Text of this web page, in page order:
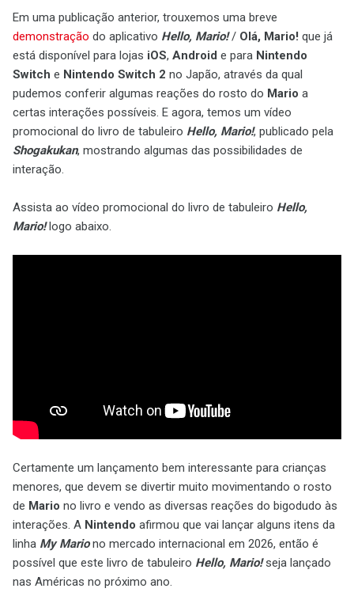
Em uma publicação anterior, trouxemos uma breve
demonstração do aplicativo Hello, Mario!/ Olá, Mario! que já
está disponível para lojas iOS, Android e para Nintendo
Switch e Nintendo Switch 2 no Japão, através da qual
pudemos conferir algumas reações do rosto do Mario a
certas interações possíveis. E agora, temos um vídeo
promocional do livro de tabuleiro Hello, Mario!, publicado pela
Shogakukan, mostrando algumas das possibilidades de
interação.
Assista ao vídeo promocional do livro de tabuleiro Hello,
Mario!logo abaixo.
Certamente um lançamento bem interessante para crianças
menores, que devem se divertir muito movimentando o rosto
de Mario no livro e vendo as diversas reações do bigodudo às
interações. A Nintendo afirmou que vai lançar alguns itens da
linha My Mariono mercado internacional em 2026, então é
possível que este livro de tabuleiro Hello, Mario!seja lançado
nas Américas no próximo ano.